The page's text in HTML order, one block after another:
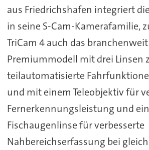
aus Friedrichshafen integriert
in seine S-Cam-Kamerafamilie,
TriCam 4 auch das
Premiummodell mit drei Linsen
teilautomatisierte
und mit einem Teleobjektiv für
Fernerkennungsleistung und
Fischaugenlinse für verbesserte
Nahbereichserfassung bei